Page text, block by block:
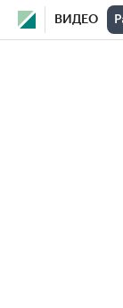
ВИДЕО